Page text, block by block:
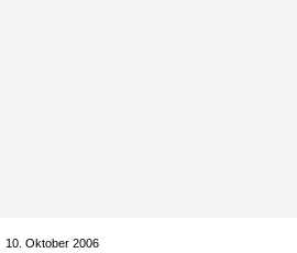
10. Oktober 2006